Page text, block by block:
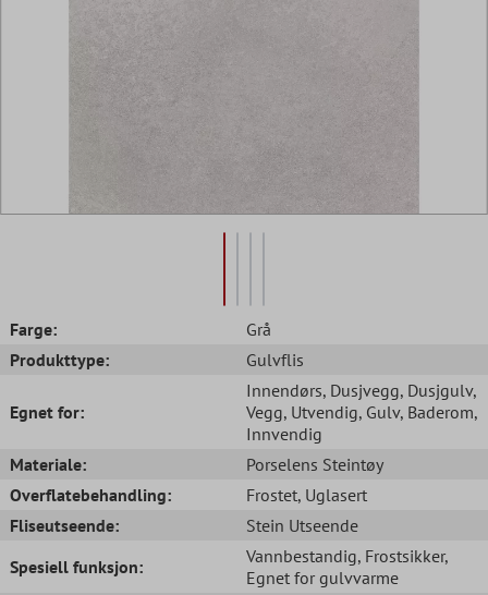
Farge:
Grå
Produkttype:
Gulvflis
Egnet for:
Innendørs, Dusjvegg, Dusjgulv,
Vegg, Utvendig, Gulv, Baderom,
Innvendig
Materiale:
Porselens Steintøy
Overflatebehandling:
Frostet, Uglasert
Fliseutseende:
Stein Utseende
Spesiell funksjon:
Vannbestandig, Frostsikker,
Egnet for gulvvarme